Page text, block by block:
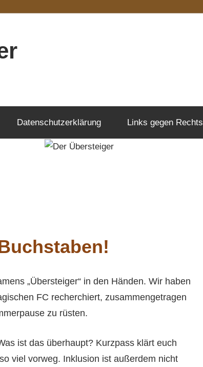
Datenschutzerklärung Links gegen Rechts
„Übersteiger“ in den Händen. Wir haben
FC recherchiert, zusammengetragen
zu rüsten.
ist das überhaupt? Kurzpass klärt euch
viel vorweg. Inklusion ist außerdem nicht